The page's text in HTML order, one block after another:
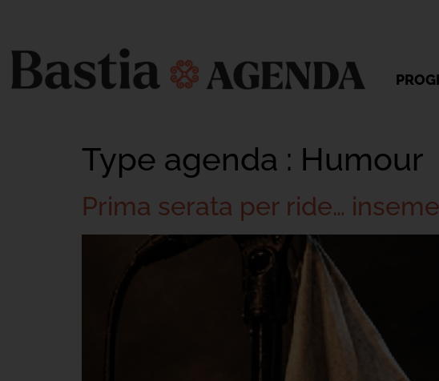
Type agenda : Humour
Prima serata per ride…